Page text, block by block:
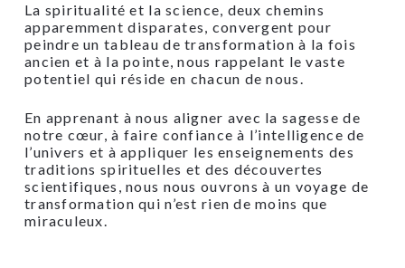
La spiritualité et la science, deux chemins
apparemment disparates, convergent pour
peindre un tableau de transformation à la fois
ancien et à la pointe, nous rappelant le vaste
potentiel qui réside en chacun de nous.
En apprenant à nous aligner avec la sagesse de
notre cœur, à faire confiance à l’intelligence de
l’univers et à appliquer les enseignements des
traditions spirituelles et des découvertes
scientifiques, nous nous ouvrons à un voyage de
transformation qui n’est rien de moins que
miraculeux.